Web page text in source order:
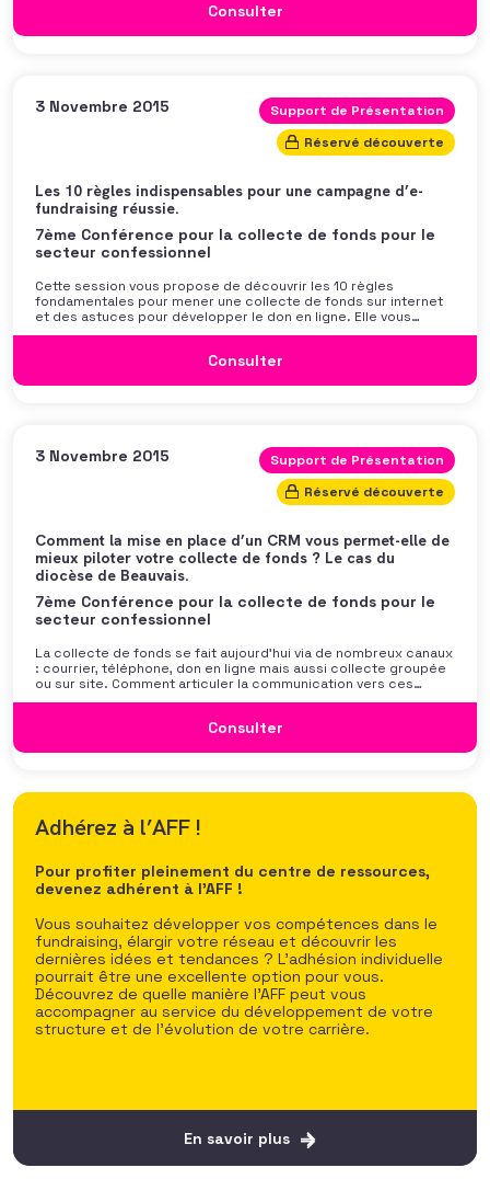
La Newsletter de l’AFF
Pour ne manquer aucune actualité et rester au fait des
dernières tendances du fundraising, inscrivez-vous
y trouverez :
des interviews de fundraisers ou acteurs de
l’intérêt général qui partagent leurs expériences,
vécu et vision du secteur,
des articles sur l’actualité du fundraising et les
dernières nouvelles à ne pas manquer
En savoir plus
Adhérez à l’AFF !
Pour profiter pleinement du centre de ressources,
devenez adhérent à l’AFF !
Vous souhaitez développer vos compétences dans le
fundraising, élargir votre réseau et découvrir les
dernières idées et tendances ? L’adhésion individuelle
pourrait être une excellente option pour vous.
Découvrez de quelle manière l’AFF peut vous
accompagner au service du développement de votre
structure et de l’évolution de votre carrière.
En savoir plus
transformateurs qui porteront la stratégie de
Consulter
3 Novembre 2015
Support de Présentation
Réservé découverte
Les 10 règles indispensables pour une campagne d’e-
fundraising réussie.
7ème Conférence pour la collecte de fonds pour le
secteur confessionnel
Cette session vous propose de découvrir les 10 règles
fondamentales pour mener une collecte de fonds sur internet
et des astuces pour développer le don en ligne. Elle vous
aidera à optimiser l’utilisation d’internet afin de construire votre
encore collecter sur internet.Consulter
3 Novembre 2015
Support de Présentation
Réservé découverte
Comment la mise en place d’un CRM vous permet-elle de
mieux piloter votre collecte de fonds ? Le cas du
diocèse de Beauvais.
7ème Conférence pour la collecte de fonds pour le
secteur confessionnel
La collecte de fonds se fait aujourd’hui via de nombreux canaux
: courrier, téléphone, don en ligne mais aussi collecte groupée
ou sur site. Comment articuler la communication vers ces
donateurs aux profils différents ? Comment optimiser ses
informations et pas seulementConsulter